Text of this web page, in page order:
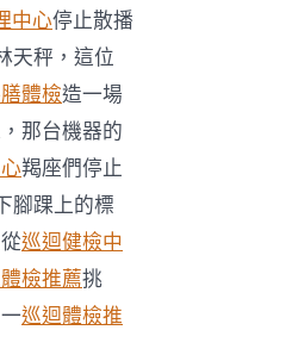
中心停止散播
天秤，這位
體檢造一場
那台機器的
羯座們停止
腳踝上的標
巡迴健檢中
檢推薦挑
巡迴體檢推